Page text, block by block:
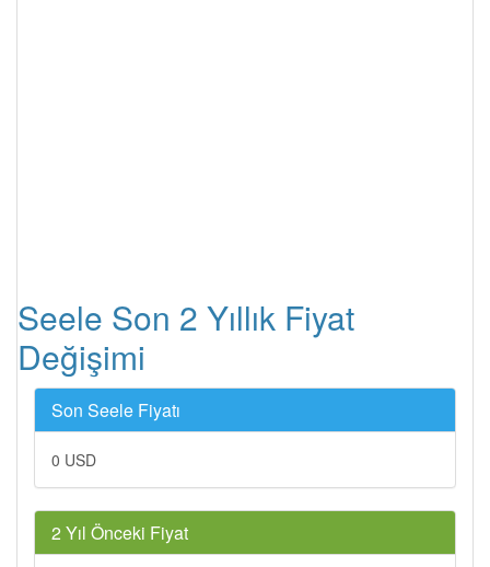
Seele Son 2 Yıllık Fiyat
Değişimi
Son Seele Fiyatı
0 USD
2 Yıl Önceki Fiyat